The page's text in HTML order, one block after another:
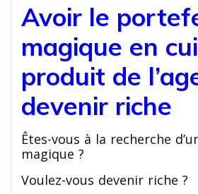
Avoir le
magique en
produit de
devenir riche
Êtes-vous à la recherche
magique ?
Voulez-vous devenir riche ?